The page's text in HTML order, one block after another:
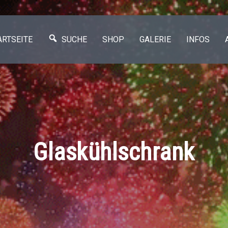
SUCHE SHOP GALERIE INFOS
Glaskühlschrank